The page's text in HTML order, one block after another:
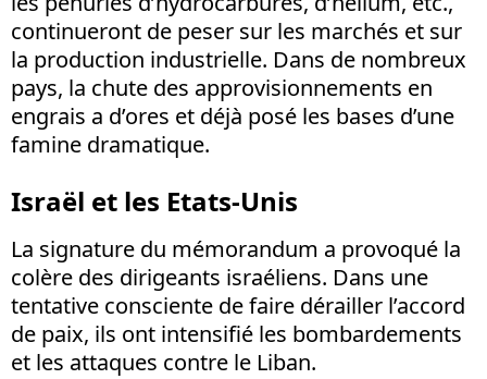
continueront de peser sur les marchés et sur
la production industrielle. Dans de nombreux
pays, la chute des approvisionnements en
engrais a d’ores et déjà posé les bases d’une
famine dramatique.
Israël et les Etats-Unis
La signature du mémorandum a provoqué la
colère des dirigeants israéliens. Dans une
tentative consciente de faire dérailler l’accord
de paix, ils ont intensifié les bombardements
et les attaques contre le Liban.